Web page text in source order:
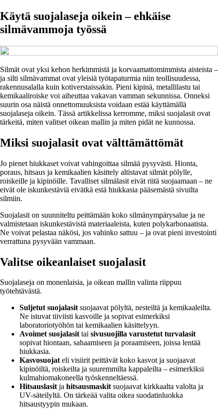
Käytä suojalaseja oikein – ehkäise
silmävammoja työssä
Silmät ovat yksi kehon herkimmistä ja korvaamattomimmista aisteista –
ja silti silmävammat ovat yleisiä työtapaturmia niin teollisuudessa,
rakennusalalla kuin kotiverstaissakin. Pieni kipinä, metallilastu tai
kemikaaliroiske voi aiheuttaa vakavan vamman sekunnissa. Onneksi
suurin osa näistä onnettomuuksista voidaan estää käyttämällä
suojalaseja oikein. Tässä artikkelissa kerromme, miksi suojalasit ovat
tärkeitä, miten valitset oikean mallin ja miten pidät ne kunnossa.
Miksi suojalasit ovat välttämättömät
Jo pienet hiukkaset voivat vahingoittaa silmää pysyvästi. Hionta,
poraus, hitsaus ja kemikaalien käsittely altistavat silmät pölylle,
roiskeille ja kipinöille. Tavalliset silmälasit eivät riitä suojaamaan – ne
eivät ole iskunkestäviä eivätkä estä hiukkasia pääsemästä sivuilta
silmiin.
Suojalasit on suunniteltu peittämään koko silmänympärysalue ja ne
valmistetaan iskunkestävistä materiaaleista, kuten polykarbonaatista.
Ne voivat pelastaa näkösi, jos vahinko sattuu – ja ovat pieni investointi
verrattuna pysyvään vammaan.
Valitse oikeanlaiset suojalasit
Suojalaseja on monenlaisia, ja oikean mallin valinta riippuu
työtehtävästä.
Suljetut suojalasitsuojaavat pölyltä, nesteiltä ja kemikaaleilta.
Ne istuvat tiiviisti kasvoille ja sopivat esimerkiksi
laboratoriotyöhön tai kemikaalien käsittelyyn.
Avoimet suojalasittai sivusuojilla varustetut turvalasit
sopivat hiontaan, sahaamiseen ja poraamiseen, joissa lentää
hiukkasia.
Kasvosuojateli visiirit peittävät koko kasvot ja suojaavat
kipinöiltä, roiskeilta ja suuremmilta kappaleilta – esimerkiksi
kulmahiomakoneella työskenneltäessä.
Hitsauslasitja hitsausmaskitsuojaavat kirkkaalta valolta ja
UV-säteilyltä. On tärkeää valita oikea suodatinluokka
hitsaustyypin mukaan.